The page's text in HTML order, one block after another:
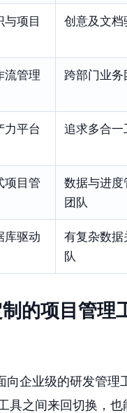
与项目
创意及文档
流管理 跨部门业务
力平台 追求多合一
项目管
数据与进度
团队
库驱动
有复杂数据
队
的项目管理
向企业级的研发管
具之间来回切换，